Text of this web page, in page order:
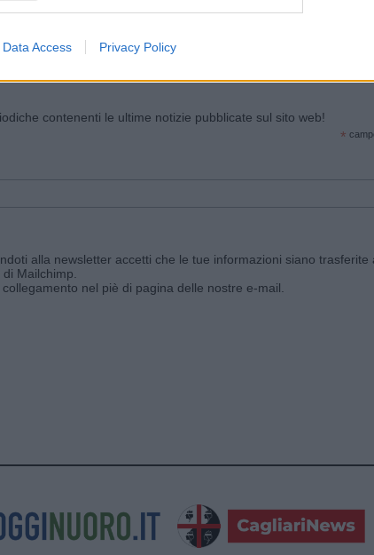
Data Access Privacy Policy
contenenti le ultime notizie pubblicate sul sito web!
*
alla newsletter accetti che le tue informazioni siano trasferite
Mailchimp
nel piè di pagina delle nostre e-mail.